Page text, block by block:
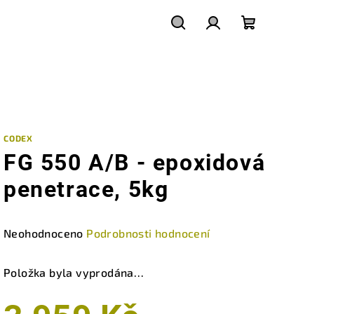
CODEX
FG 550 A/B - epoxidová
penetrace, 5kg
Průměrné
produktu
Neohodnoceno Podrobnosti hodnocení
Položka byla vyprodána…